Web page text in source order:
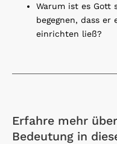
Warum ist es Gott
begegnen, dass
einrichten ließ?
Erfahre mehr
Bedeutung in